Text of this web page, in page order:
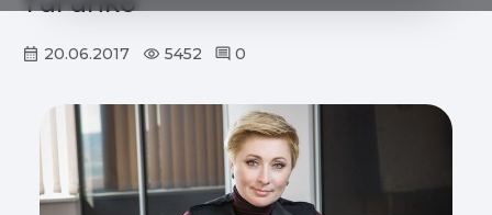
20.06.2017 5452 0